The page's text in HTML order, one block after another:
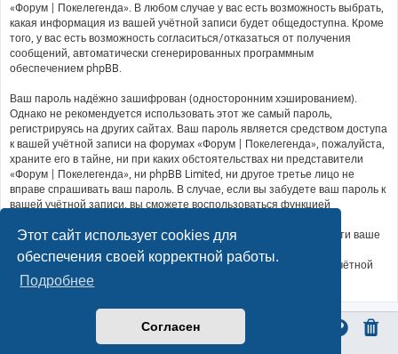
Этот сайт использует cookies для
обеспечения своей корректной работы.
Подробнее
Согласен
«Форум | Покелегенда». В любом случае у вас есть возможность выбрать,
какая информация из вашей учётной записи будет общедоступна. Кроме
того, у вас есть возможность согласиться/отказаться от получения
сообщений, автоматически сгенерированных программным
обеспечением phpBB.
Ваш пароль надёжно зашифрован (односторонним хэшированием).
Однако не рекомендуется использовать этот же самый пароль,
регистрируясь на других сайтах. Ваш пароль является средством доступа
к вашей учётной записи на форумах «Форум | Покелегенда», пожалуйста,
храните его в тайне, ни при каких обстоятельствах ни представители
«Форум | Покелегенда», ни phpBB Limited, ни другое третье лицо не
вправе спрашивать ваш пароль. В случае, если вы забудете ваш пароль к
вашей учётной записи, вы сможете воспользоваться функцией
программным обеспечением phpBB. Вам будет необходимо ввести ваше
имя пользователя и ваш адрес email, после чего программное
обеспечение phpBB сгенерирует вам новый пароль для вашей учётной
записи.